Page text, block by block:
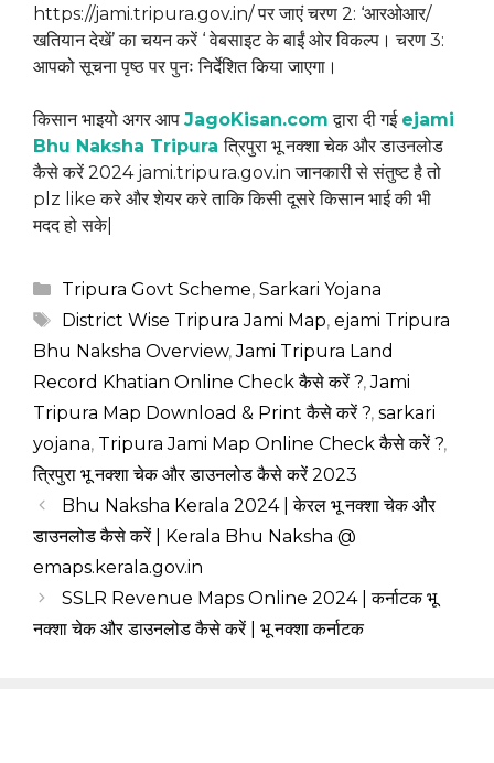
https://jami.tripura.gov.in/ पर जाएं चरण 2: ‘आरओआर/
खतियान देखें’ का चयन करें ‘ वेबसाइट के बाईं ओर विकल्प। चरण 3:
आपको सूचना पृष्ठ पर पुनः निर्देशित किया जाएगा।
किसान भाइयो अगर आप JagoKisan.com द्वारा दी गई ejami
Bhu Naksha Tripuraत्रिपुरा भू नक्शा चेक और डाउनलोड
कैसे करें 2024 jami.tripura.gov.in जानकारी से संतुष्ट है तो
plz like करे और शेयर करे ताकि किसी दूसरे किसान भाई की भी
मदद हो सके|
Categories
Tripura Govt Scheme, Sarkari Yojana
Tags
District Wise Tripura Jami Map, ejami Tripura
Bhu Naksha Overview,Jami Tripura Land
Record Khatian Online Check कैसे करें ?,Jami
Tripura Map Download & Print कैसे करें ?, sarkari
yojana, Tripura Jami Map Online Check कैसे करें ?,
त्रिपुरा भू नक्शा चेक और डाउनलोड कैसे करें 2023
Bhu Naksha Kerala 2024 | केरल भू नक्शा चेक और
डाउनलोड कैसे करें | Kerala Bhu Naksha @
emaps.kerala.gov.in
SSLR Revenue Maps Online 2024 | कर्नाटक भू
नक्शा चेक और डाउनलोड कैसे करें | भू नक्शा कर्नाटक